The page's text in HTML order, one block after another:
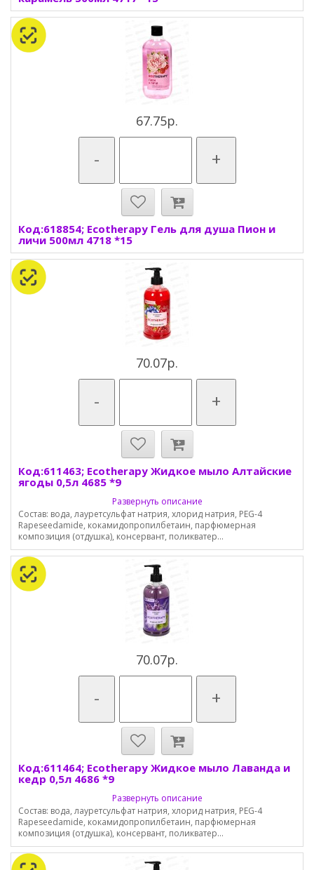
67.75р.
- +
Код:618854; Ecotherapy Гель для душа Пион и
личи 500мл 4718 *15
70.07р.
- +
Код:611463; Ecotherapy Жидкое мыло Алтайские
ягоды 0,5л 4685 *9
Развернуть описание
Состав: вода, лауретсульфат натрия, хлорид натрия, PEG-4
Rapeseedamide, кокамидопропилбетаин, парфюмерная
композиция (отдушка), консервант, поликватер...
70.07р.
- +
Код:611464; Ecotherapy Жидкое мыло Лаванда и
кедр 0,5л 4686 *9
Развернуть описание
Состав: вода, лауретсульфат натрия, хлорид натрия, PEG-4
Rapeseedamide, кокамидопропилбетаин, парфюмерная
композиция (отдушка), консервант, поликватер...